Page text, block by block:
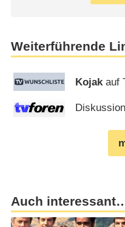
Weiterführende
Kojak auf
Auch